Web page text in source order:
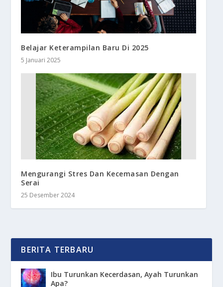
Belajar Keterampilan Baru Di 2025
5 Januari 2025
Mengurangi Stres Dan Kecemasan Dengan
Serai
25 Desember 2024
BERITA TERBARU
Ibu Turunkan Kecerdasan, Ayah Turunkan
Apa?